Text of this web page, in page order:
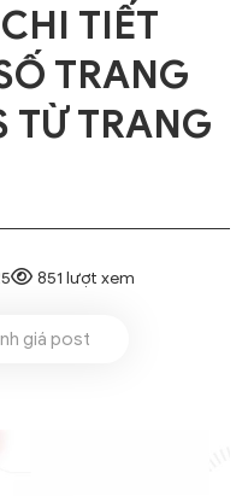
TIẾT
TRANG
TỪ TRANG
851 lượt xem
giá post